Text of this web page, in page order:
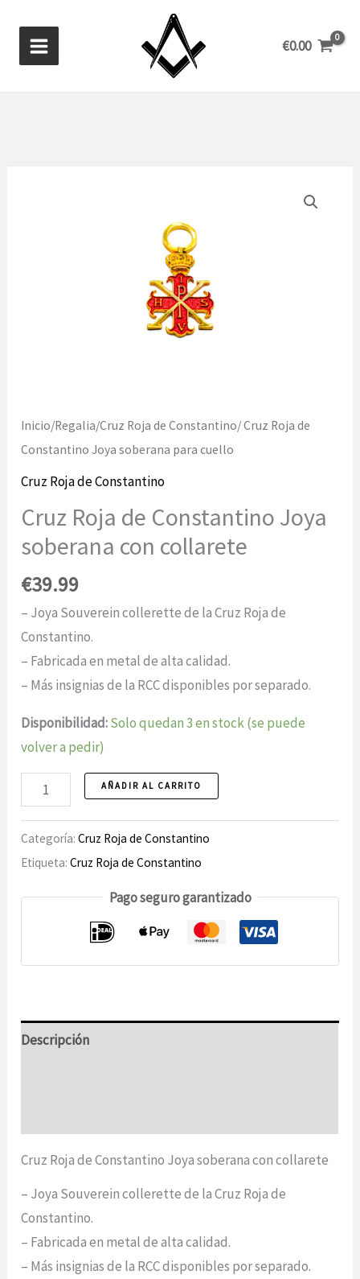
contenido
€0.00
Inicio/Regalia/Cruz Roja de Constantino/ Cruz Roja de
Constantino Joya soberana para cuello
Cruz Roja de Constantino
Cruz Roja de Constantino Joya
soberana con collarete
€39.99
– Joya Souverein collerette de la Cruz Roja de
Constantino.
– Fabricada en metal de alta calidad.
– Más insignias de la RCC disponibles por separado.
Disponibilidad:Solo quedan 3 en stock (se puede
volver a pedir)
Cruz
Roja
de
Constantino
collar
AÑADIR AL CARRITO
Categoría:Cruz Roja de Constantino
Etiqueta:Cruz Roja de Constantino
Pago seguro garantizado
Descripción
Cruz Roja de Constantino Joya soberana con collarete
– Joya Souverein collerette de la Cruz Roja de
Constantino.
– Fabricada en metal de alta calidad.
– Más insignias de la RCC disponibles por separado.